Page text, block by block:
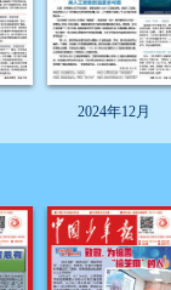
2024年12月